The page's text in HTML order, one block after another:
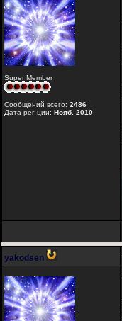
Super Member
Сообщений всего: 2486
Дата рег-ции: Нояб. 2010
yakodsen